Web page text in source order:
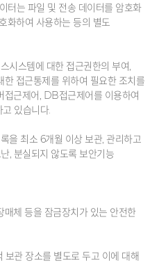
터는 파일 및 전송 데이터를 암호화
화하여 사용하는 등의 별도
시스템에 대한 접근권한의 부여,
한 접근통제를 위하여 필요한 조치를
접근제어, DB접근제어를 이용하여
있습니다.
을 최소 6개월 이상 보관, 관리하고
, 분실되지 않도록 보안기능
매체 등을 잠금장치가 있는 안전한
보관 장소를 별도로 두고 이에 대해